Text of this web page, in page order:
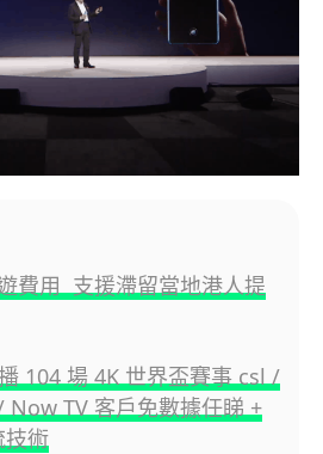
費用 支援滯留當地港人提
104 場 4K 世界盃賽事 csl /
TV 客戶免數據任睇 +
技術